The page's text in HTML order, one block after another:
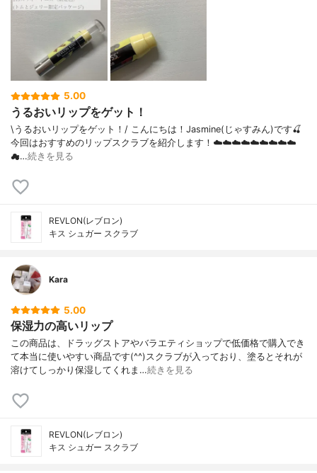
5.00
うるおいリップをゲット！
\うるおいリップをゲット！/ こんにちは！Jasmine(じゃすみん)です🍒
今回はおすすめのリップスクラブを紹介します！☁️☁️☁️☁️☁️☁️☁️☁️☁️
☁…続きを見る
REVLON(レブロン)
キス シュガー スクラブ
Kara
5.00
保湿力の高いリップ
この商品は、ドラッグストアやバラエティショップで低価格で購入でき
て本当に使いやすい商品です(^^)スクラブが入っており、塗るとそれが
溶けてしっかり保湿してくれま…続きを見る
REVLON(レブロン)
キス シュガー スクラブ